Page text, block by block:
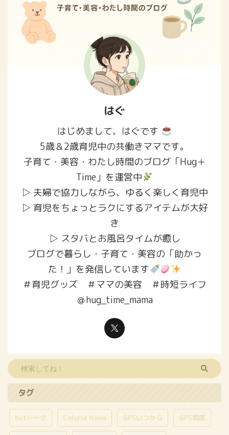
はぐ
はじめまして、はぐです
5歳＆2歳育児中の共働きママです。
子育て・美容・わたし時間のブログ「Hug＋
Time」を運営中
▷ 夫婦で協力しながら、ゆるく楽しく育児中
▷ 育児をちょっとラクにするアイテムが大好
き
▷ スタバとお風呂タイムが癒し
ブログで暮らし・子育て・美容の「助かっ
た！」を発信しています
＃育児グッズ ＃ママの美容 ＃時短ライフ
＠hug_time_mama
タグ
botトーク Coloria Home GPSいつから GPS精度